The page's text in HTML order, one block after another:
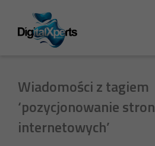
Wiadomości z tagiem
‘pozycjonowanie stron
internetowych’